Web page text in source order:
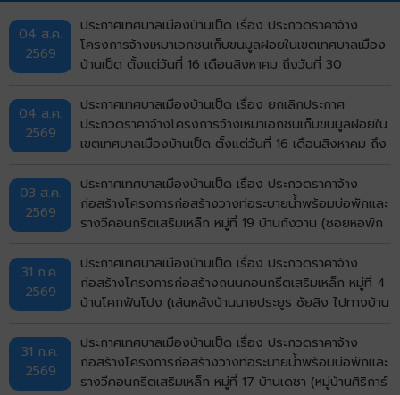
04 ส.ค.
2569
ประกาศเทศบาลเมืองบ้านเป็ด เรื่อง ประกวดราคาจ้าง
โครงการจ้างเหมาเอกชนเก็บขนมูลฝอยในเขตเทศบาลเมือง
บ้านเป็ด ตั้งแต่วันที่ 16 เดือนสิงหาคม ถึงวันที่ 30
(e-bidding)
04 ส.ค.
2569
ประกาศเทศบาลเมืองบ้านเป็ด เรื่อง ยกเลิกประกาศ
ประกวดราคาจ้างโครงการจ้างเหมาเอกชนเก็บขนมูลฝอยใน
เขตเทศบาลเมืองบ้านเป็ด ตั้งแต่วันที่ 16 เดือนสิงหาคม ถึง
อิเล็กทรอนิกส์ (e-bidding)
03 ส.ค.
2569
ประกาศเทศบาลเมืองบ้านเป็ด เรื่อง ประกวดราคาจ้าง
ก่อสร้างโครงการก่อสร้างวางท่อระบายน้ำพร้อมบ่อพักและ
รางวีคอนกรีตเสริมเหล็ก หมู่ที่ 19 บ้านกังวาน (ซอยหอพัก
ขอนแก่น จังหวัดขอนแก่น ด้วยวิธีประกวดราคา
อิเล็กทรอนิกส์ (e-bidding)
31 ก.ค.
2569
ประกาศเทศบาลเมืองบ้านเป็ด เรื่อง ประกวดราคาจ้าง
ก่อสร้างโครงการก่อสร้างถนนคอนกรีตเสริมเหล็ก หมู่ที่ 4
บ้านโคกฟันโปง (เส้นหลังบ้านนายประยูร ชัยสิง ไปทางบ้าน
จังหวัดขอนแก่น ด้วยวิธีประกวดราคาอิเล็กทรอนิกส์ (e-
bidding)
31 ก.ค.
2569
ประกาศเทศบาลเมืองบ้านเป็ด เรื่อง ประกวดราคาจ้าง
ก่อสร้างโครงการก่อสร้างวางท่อระบายน้ำพร้อมบ่อพักและ
รางวีคอนกรีตเสริมเหล็ก หมู่ที่ 17 บ้านเดชา (หมู่บ้านศิริการ์